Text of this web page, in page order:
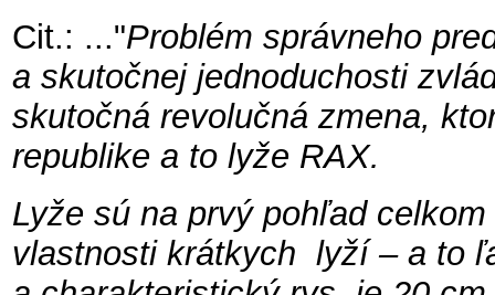
Cit.: ..."Problém správneho
a skutočnej jednoduchosti
skutočná revolučná zmena,
republike a to lyže RAX.
Lyže sú na prvý pohľad
vlastnosti krátkych lyží – a to